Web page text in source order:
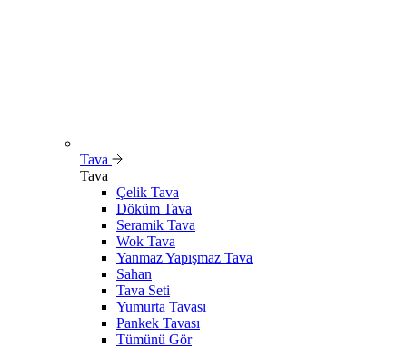
Tava
Tava
Çelik Tava
Döküm Tava
Seramik Tava
Wok Tava
Yanmaz Yapışmaz Tava
Sahan
Tava Seti
Yumurta Tavası
Pankek Tavası
Tümünü Gör